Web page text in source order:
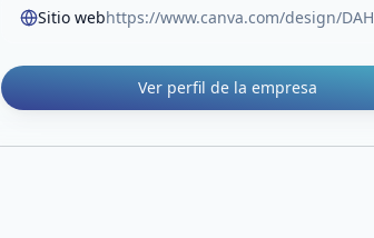
Sitio web
Ver perfil de la empresa